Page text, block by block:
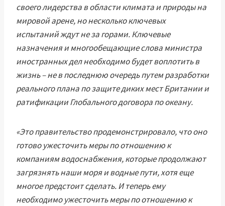
своего лидерства в области климата и природы на
мировой арене, но несколько ключевых
испытаний ждут не за горами. Ключевые
назначения и многообещающие слова министра
иностранных дел необходимо будет воплотить в
жизнь – не в последнюю очередь путем разработки
реального плана по защите диких мест Британии и
ратификации Глобального договора по океану.
«Это правительство продемонстрировало, что оно
готово ужесточить меры по отношению к
компаниям водоснабжения, которые продолжают
загрязнять наши моря и водные пути, хотя еще
многое предстоит сделать. И теперь ему
необходимо ужесточить меры по отношению к